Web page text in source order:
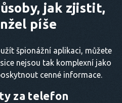
jak zjistit,
píše
špionážní aplikaci, můžete
nejsou tak komplexní jako
cenné informace.
za telefon